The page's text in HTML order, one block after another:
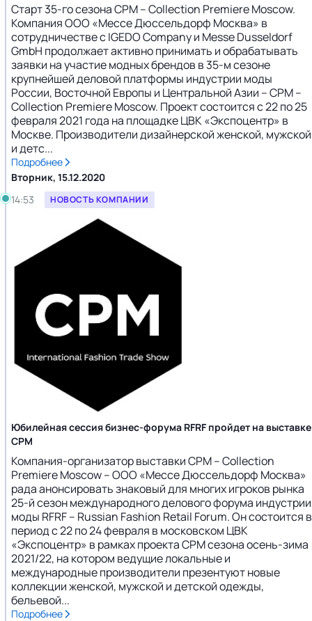
Старт 35-го сезона CPM – Collection Premiere Moscow.
Компания ООО «Мессе Дюссельдорф Москва» в
сотрудничестве с IGEDO Company и Messe Dusseldorf
GmbH продолжает активно принимать и обрабатывать
заявки на участие модных брендов в 35-м сезоне
крупнейшей деловой платформы индустрии моды
России, Восточной Европы и Центральной Азии – CPM –
Collection Premiere Moscow. Проект состоится с 22 по 25
февраля 2021 года на площадке ЦВК «Экспоцентр» в
Москве. Производители дизайнерской женской, мужской
и детс...
Подробнее
Вторник, 15.12.2020
14:53
НОВОСТЬ КОМПАНИИ
Юбилейная сессия бизнес-форума RFRF пройдет на выставке
CPM
Компания-организатор выставки CPM – Collection
Premiere Moscow – ООО «Мессе Дюссельдорф Москва»
рада анонсировать знаковый для многих игроков рынка
25-й сезон международного делового форума индустрии
моды RFRF – Russian Fashion Retail Forum. Он состоится в
период с 22 по 24 февраля в московском ЦВК
«Экспоцентр» в рамках проекта CPM сезона осень-зима
2021/22, на котором ведущие локальные и
международные производители презентуют новые
коллекции женской, мужской и детской одежды,
бельевой...
Подробнее